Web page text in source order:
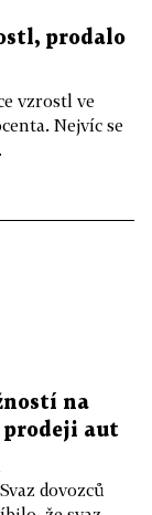
prodalo
vzrostl ve
Nejvíc se
na
prodeji aut
dovozců